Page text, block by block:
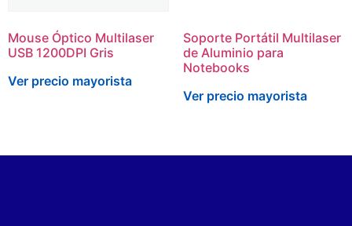
Mouse Óptico Multilaser
USB 1200DPI Gris
Ver precio mayorista
Soporte Portátil Multilaser
de Aluminio para
Notebooks
Ver precio mayorista